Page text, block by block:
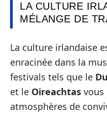
LA CULTURE
MÉLANGE DE
La culture irlandaise
enracinée dans la
festivals tels que le
et le Oireachtas vous
atmosphères de